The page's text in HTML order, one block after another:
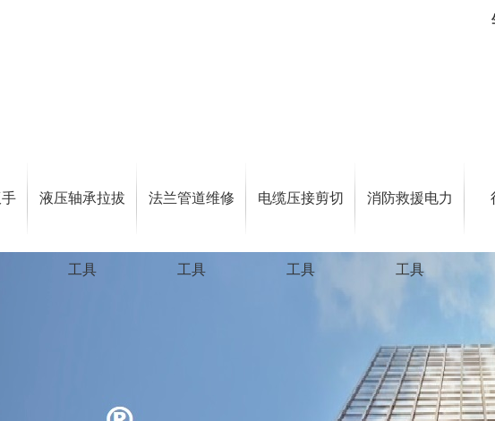
液压轴承拉拔
工具
法兰管道维修
工具
电缆压接剪切
工具
消防救援电力
工具